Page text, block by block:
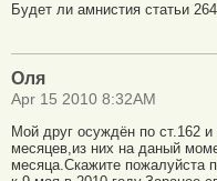
Будет ли амнистия статьи
Оля
Apr 15 2010 8:32AM
Мой друг осуждён по ст.162
месяцев,из них на даный
месяца.Скажите пожалуйста